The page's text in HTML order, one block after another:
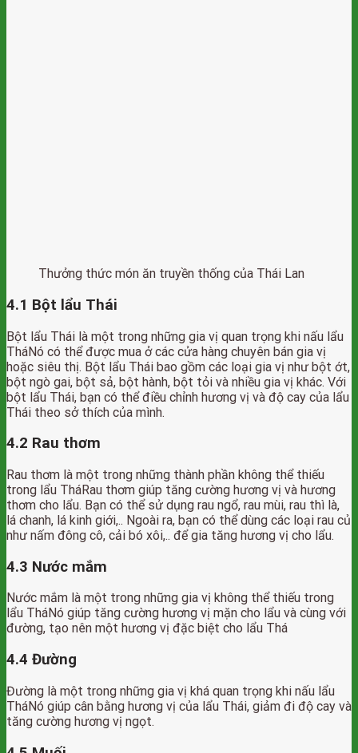
Thưởng thức món ăn truyền thống của Thái Lan
4.1 Bột lẩu Thái
Bột lẩu Thái là một trong những gia vị quan trọng khi nấu lẩu
TháNó có thể được mua ở các cửa hàng chuyên bán gia vị
hoặc siêu thị. Bột lẩu Thái bao gồm các loại gia vị như bột ớt,
bột ngò gai, bột sả, bột hành, bột tỏi và nhiều gia vị khác. Với
bột lẩu Thái, bạn có thể điều chỉnh hương vị và độ cay của lẩu
Thái theo sở thích của mình.
4.2 Rau thơm
Rau thơm là một trong những thành phần không thể thiếu
trong lẩu TháRau thơm giúp tăng cường hương vị và hương
thơm cho lẩu. Bạn có thể sử dụng rau ngổ, rau mùi, rau thì là,
lá chanh, lá kinh giới,.. Ngoài ra, bạn có thể dùng các loại rau củ
như nấm đông cô, cải bó xôi,.. để gia tăng hương vị cho lẩu.
4.3 Nước mắm
Nước mắm là một trong những gia vị không thể thiếu trong
lẩu TháNó giúp tăng cường hương vị mặn cho lẩu và cùng với
đường, tạo nên một hương vị đặc biệt cho lẩu Thá
4.4 Đường
Đường là một trong những gia vị khá quan trọng khi nấu lẩu
TháNó giúp cân bằng hương vị của lẩu Thái, giảm đi độ cay và
tăng cường hương vị ngọt.